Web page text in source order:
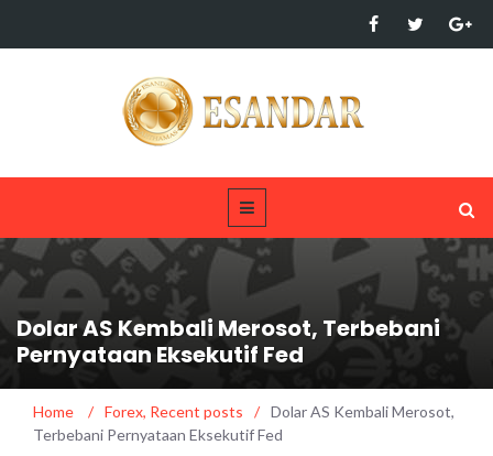
Dolar AS Kembali Merosot, Terbebani
Pernyataan Eksekutif Fed
Home / Forex, Recent posts / Dolar AS Kembali Merosot,
Terbebani Pernyataan Eksekutif Fed